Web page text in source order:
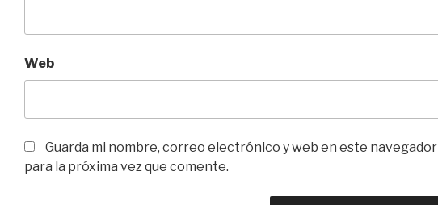
Web
Guarda mi nombre, correo electrónico y web en este navegador
para la próxima vez que comente.